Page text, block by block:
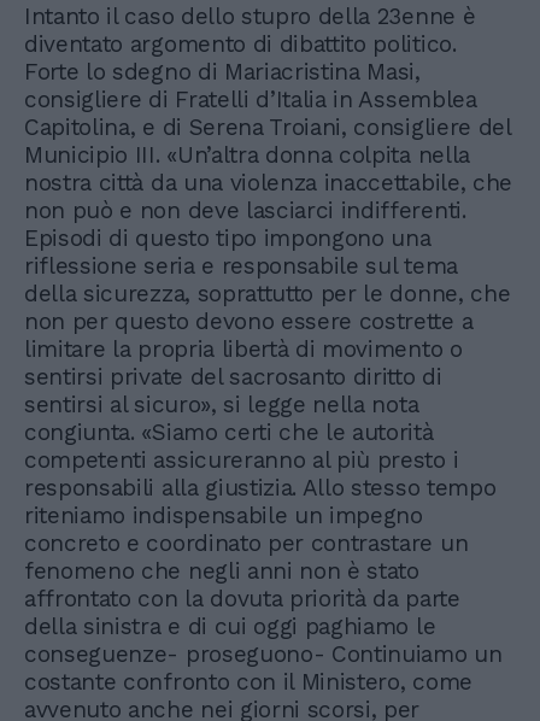
Intanto il caso dello stupro della 23enne è
diventato argomento di dibattito politico.
Forte lo sdegno di Mariacristina Masi,
consigliere di Fratelli d’Italia in Assemblea
Capitolina, e di Serena Troiani, consigliere del
Municipio III. «Un’altra donna colpita nella
nostra città da una violenza inaccettabile, che
non può e non deve lasciarci indifferenti.
Episodi di questo tipo impongono una
riflessione seria e responsabile sul tema
della sicurezza, soprattutto per le donne, che
non per questo devono essere costrette a
limitare la propria libertà di movimento o
sentirsi private del sacrosanto diritto di
sentirsi al sicuro», si legge nella nota
congiunta. «Siamo certi che le autorità
competenti assicureranno al più presto i
responsabili alla giustizia. Allo stesso tempo
riteniamo indispensabile un impegno
concreto e coordinato per contrastare un
fenomeno che negli anni non è stato
affrontato con la dovuta priorità da parte
della sinistra e di cui oggi paghiamo le
conseguenze- proseguono- Continuiamo un
costante confronto con il Ministero, come
avvenuto anche nei giorni scorsi, per